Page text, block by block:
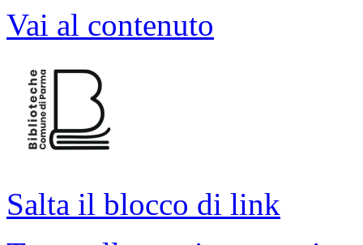
Vai al contenuto
Salta il blocco di link